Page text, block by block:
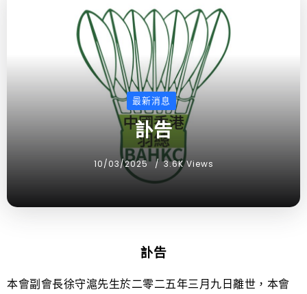
最新消息
訃告
10/03/2025 3.6K Views
訃告
本會副會長徐守滬先生於二零二五年三月九日離世，本會